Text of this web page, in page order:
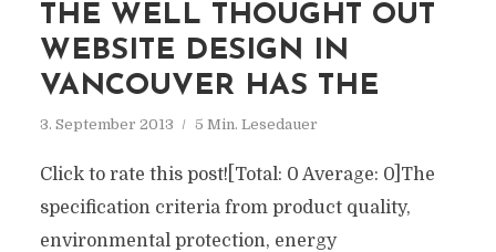
THE WELL THOUGHT OUT
WEBSITE DESIGN IN
VANCOUVER HAS THE
3. September 2013 5 Min. Lesedauer
Click to rate this post![Total: 0 Average: 0]The
specification criteria from product quality,
environmental protection, energy